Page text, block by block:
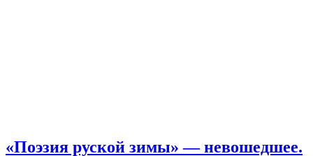
«Поэзия руской зимы» — невошедшее.